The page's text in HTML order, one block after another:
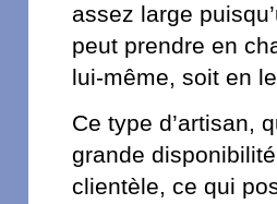
assez large
peut prendre en
lui-même, soit en
Ce type d’artisan,
grande
clientèle, ce qui